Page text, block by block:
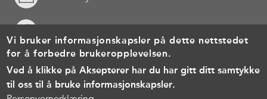
Youtube
Personvernerklæring
Vi bruker informasjonskapsler på dette nettstedet
for å forbedre brukeropplevelsen.
Ved å klikke på Aksepterer har du har gitt ditt samtykke
til oss til å bruke informasjonskapsler.